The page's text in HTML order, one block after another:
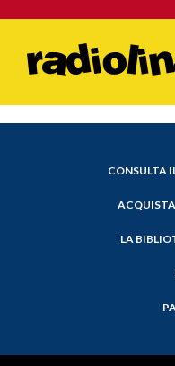
CONSULTA
LA